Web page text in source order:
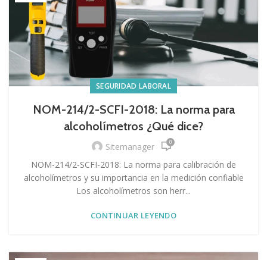
SEGURIDAD LABORAL
NOM-214/2-SCFI-2018: La norma para
alcoholímetros ¿Qué dice?
Sitemanager 0
NOM-214/2-SCFI-2018: La norma para calibración de
alcoholímetros y su importancia en la medición confiable
Los alcoholímetros son herr...
CONTINUAR LEYENDO